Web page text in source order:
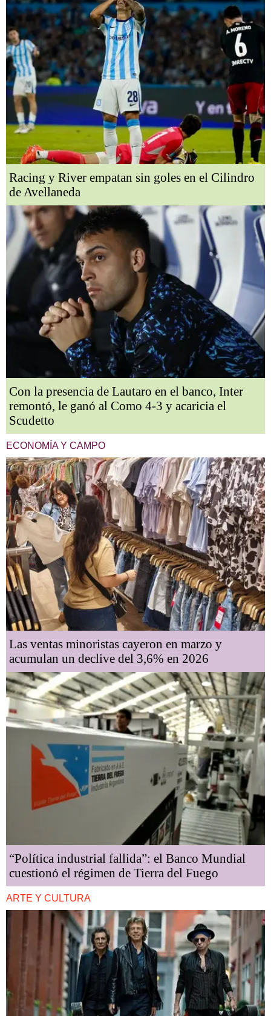
Racing y River empatan sin goles en el Cilindro
de Avellaneda
Con la presencia de Lautaro en el banco, Inter
remontó, le ganó al Como 4-3 y acaricia el
Scudetto
ECONOMÍA Y CAMPO
Las ventas minoristas cayeron en marzo y
acumulan un declive del 3,6% en 2026
“Política industrial fallida”: el Banco Mundial
cuestionó el régimen de Tierra del Fuego
ARTE Y CULTURA